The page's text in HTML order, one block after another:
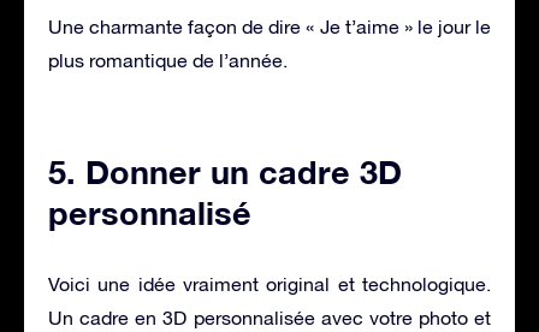
Une charmante façon de dire « Je t’aime » le jour le
plus romantique de l’année.
5. Donner un cadre 3D
personnalisé
Voici une idée vraiment original et technologique.
Un cadre en 3D personnalisée avec votre photo et